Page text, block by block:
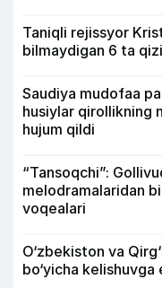
Taniqli rejissyor
bilmaydigan 6 ta
Saudiya mudofaa
husiylar qirollikning
hujum qildi
“Tansoqchi”:
melodramalaridan
voqealari
O‘zbekiston va
bo‘yicha kelishuvga